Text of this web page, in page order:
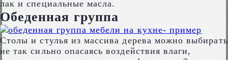
лак и специальные масла.
Обеденная группа
Столы и стулья из массива дерева можно выбирать
не так сильно опасаясь воздействия влаги,